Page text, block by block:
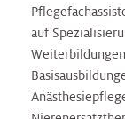
auf